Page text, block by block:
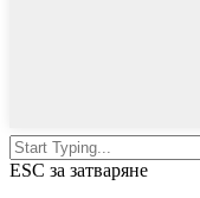
ESC за затваряне